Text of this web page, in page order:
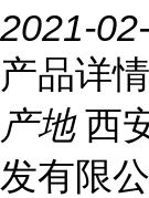
2021-
产品详情
产地 西
发有限